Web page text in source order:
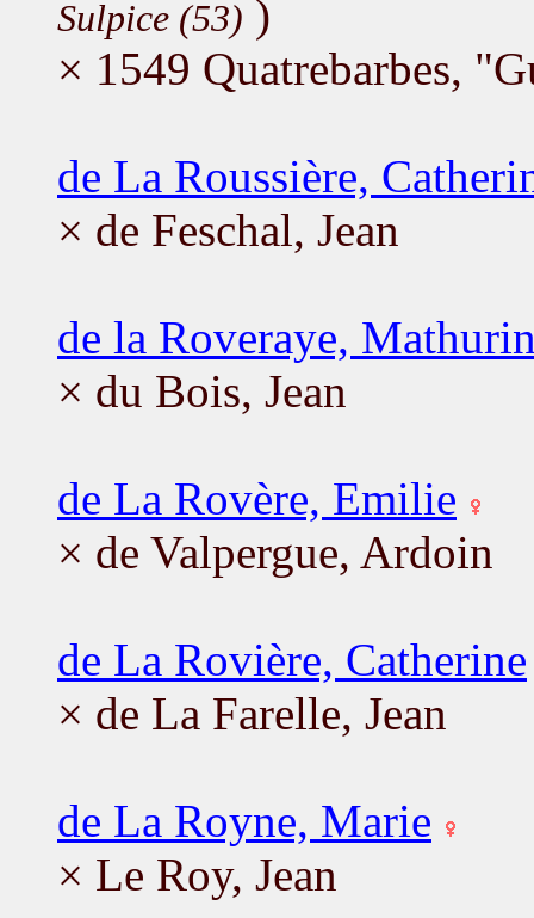
Sulpice (53) )
× 1549 Quatrebarbes,
de La Roussière,
× de Feschal, Jean
de la Roveraye,
× du Bois, Jean
de La Rovère, Emilie
× de Valpergue, Ardoin
de La Rovière, Catherine
× de La Farelle, Jean
de La Royne, Marie
× Le Roy, Jean